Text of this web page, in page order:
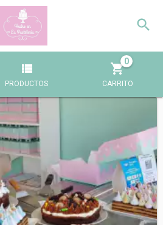
PRODUCTOS CARRITO
0